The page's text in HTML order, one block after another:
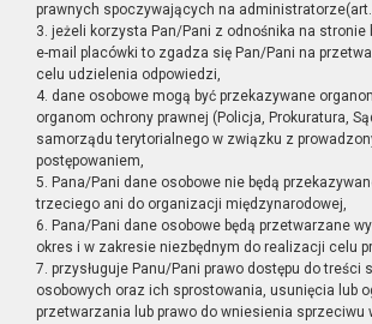
prawnych spoczywających na
3. jeżeli korzysta Pan/Pani z odnośnika na stronie
e-mail placówki to zgadza się Pan/Pani na
celu udzielenia odpowiedzi,
4. dane osobowe mogą być przekazywane
organom ochrony prawnej (Policja, Prokuratura,
samorządu terytorialnego w związku z
postępowaniem,
5. Pana/Pani dane osobowe nie będą
trzeciego ani do organizacji międzynarodowej,
6. Pana/Pani dane osobowe będą przetwarzane
okres i w zakresie niezbędnym do realizacji celu
7. przysługuje Panu/Pani prawo dostępu do treści
osobowych oraz ich sprostowania, usunięcia lub
przetwarzania lub prawo do wniesienia sprzeciwu